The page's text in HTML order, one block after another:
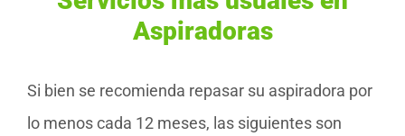
Aspiradoras
Si bien se recomienda repasar su aspiradora por
lo menos cada 12 meses, las siguientes son